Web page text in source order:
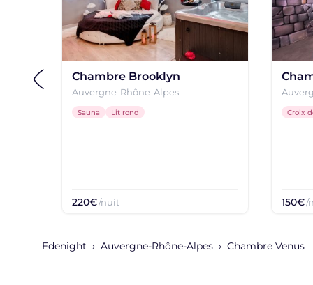
Chambre Brooklyn
Auvergne-Rhône-Alpes
Sauna Lit rond
220€/nuit
Croix
150€/
Edenight Auvergne-Rhône-Alpes Chambre Venus